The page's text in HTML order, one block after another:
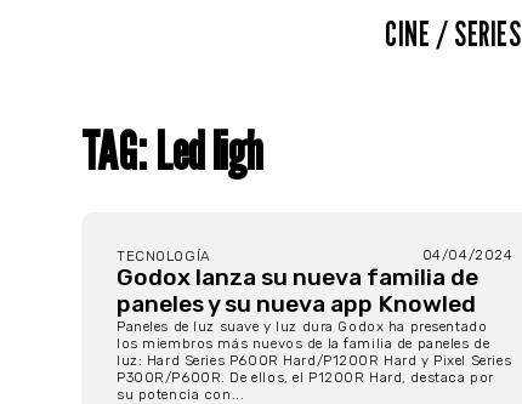
CINE / SERIES
TAG: Led ligh
TECNOLOGÍA 04/04/2024
Godox lanza su nueva familia de
paneles y su nueva app Knowled
Paneles de luz suave y luz dura Godox ha presentado
los miembros más nuevos de la familia de paneles de
luz: Hard Series P600R Hard/P1200R Hard y Pixel Series
P300R/P600R. De ellos, el P1200R Hard, destaca por
su potencia con...